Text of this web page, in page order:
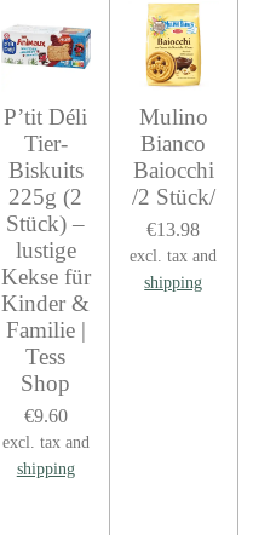
P’tit Déli
Tier-
Biskuits
225g (2
Stück) –
lustige
Kekse für
Kinder &
Familie |
Tess
Shop
€9.60
excl. tax and
shipping
Mulino
Bianco
Baiocchi
/2 Stück/
€13.98
excl. tax and
shipping